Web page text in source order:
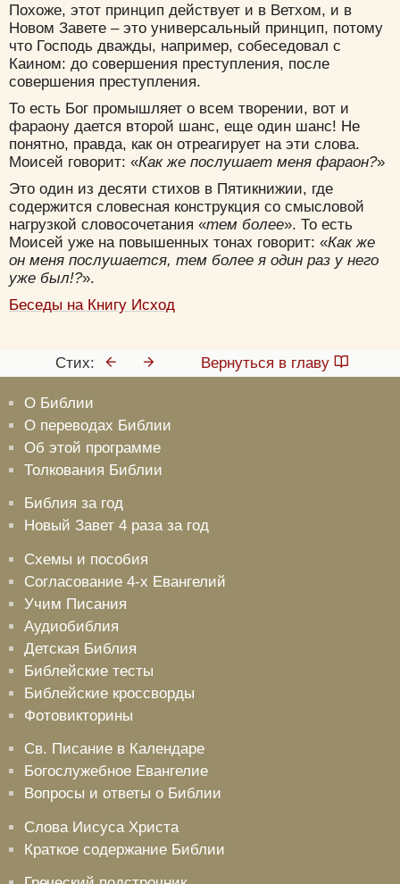
Похоже, этот принцип действует и в Ветхом, и в
Новом Завете – это универсальный принцип, потому
что Господь дважды, например, собеседовал с
Каином: до совершения преступления, после
совершения преступления.
То есть Бог промышляет о всем творении, вот и
фараону дается второй шанс, еще один шанс! Не
понятно, правда, как он отреагирует на эти слова.
Моисей говорит: «Как же послушает меня фараон?»
Это один из десяти стихов в Пятикнижии, где
содержится словесная конструкция со смысловой
нагрузкой словосочетания «тем более». То есть
Моисей уже на повышенных тонах говорит: «Как же
он меня послушается, тем более я один раз у него
уже был!?».
Беседы на Книгу Исход
Стих: Вернуться в главу
О Библии
О переводах Библии
Об этой программе
Толкования Библии
Библия за год
Новый Завет 4 раза за год
Схемы и пособия
Согласование 4-х Евангелий
Учим Писания
Аудиобиблия
Детская Библия
Библейские тесты
Библейские кроссворды
Фотовикторины
Св. Писание в Календаре
Богослужебное Евангелие
Вопросы и ответы о Библии
Слова Иисуса Христа
Краткое содержание Библии